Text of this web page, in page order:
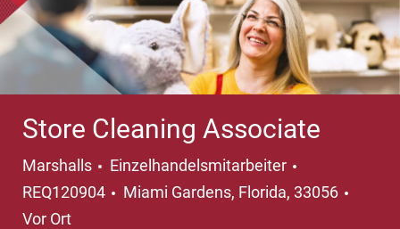
Store Cleaning Associate
Marshalls Kategorie
Einzelhandelsmitarbeiter
REQ120904
Ort
Miami Gardens, Florida, 33056
Vor Ort